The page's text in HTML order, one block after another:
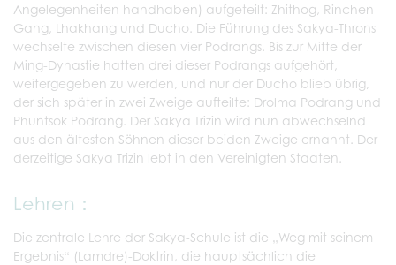
Angelegenheiten handhaben) aufgeteilt: Zhithog, Rinchen
Gang, Lhakhang und Ducho. Die Führung des Sakya-Throns
wechselte zwischen diesen vier Podrangs. Bis zur Mitte der
Ming-Dynastie hatten drei dieser Podrangs aufgehört,
weitergegeben zu werden, und nur der Ducho blieb übrig,
der sich später in zwei Zweige aufteilte: Drolma Podrang und
Phuntsok Podrang. Der Sakya Trizin wird nun abwechselnd
aus den ältesten Söhnen dieser beiden Zweige ernannt. Der
derzeitige Sakya Trizin lebt in den Vereinigten Staaten.
Lehren：
Die zentrale Lehre der Sakya-Schule ist die „Weg mit seinem
Ergebnis“ (Lamdre)-Doktrin, die hauptsächlich die